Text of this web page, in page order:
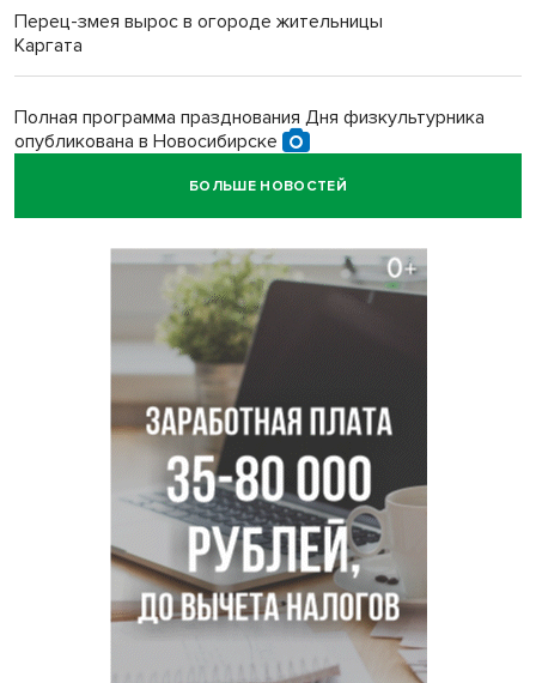
Перец-змея вырос в огороде жительницы
Каргата
Полная программа празднования Дня физкультурника
опубликована в Новосибирске
БОЛЬШЕ НОВОСТЕЙ